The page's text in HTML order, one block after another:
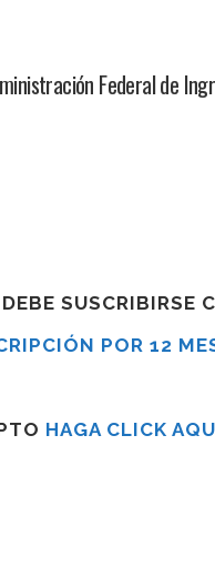
Federal de
SUSCRIBIRSE
POR 12
HAGA CLICK